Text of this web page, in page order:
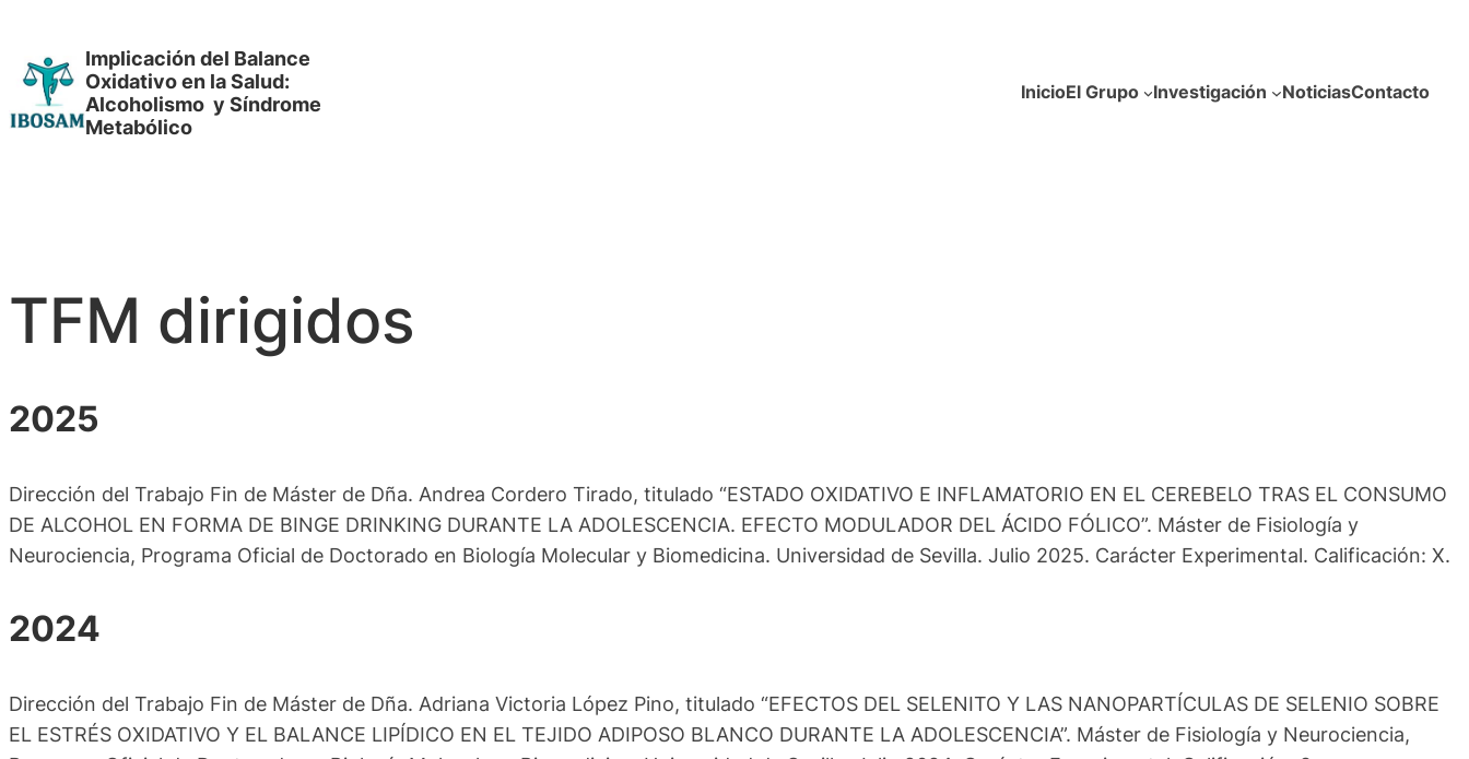
contenido
Implicación del Balance
Oxidativo en la Salud:
Alcoholismo y Síndrome
Metabólico
InicioEl Grupo Investigación NoticiasContacto
TFM dirigidos
2025
Dirección del Trabajo Fin de Máster de Dña. Andrea Cordero Tirado, titulado “ESTADO OXIDATIVO E INFLAMATORIO EN EL CEREBELO TRAS EL CONSUMO
DE ALCOHOL EN FORMA DE BINGE DRINKING DURANTE LA ADOLESCENCIA. EFECTO MODULADOR DEL ÁCIDO FÓLICO”. Máster de Fisiología y
Neurociencia, Programa Oficial de Doctorado en Biología Molecular y Biomedicina. Universidad de Sevilla. Julio 2025. Carácter Experimental. Calificación: X.
2024
Dirección del Trabajo Fin de Máster de Dña. Adriana Victoria López Pino, titulado “EFECTOS DEL SELENITO Y LAS NANOPARTÍCULAS DE SELENIO SOBRE
EL ESTRÉS OXIDATIVO Y EL BALANCE LIPÍDICO EN EL TEJIDO ADIPOSO BLANCO DURANTE LA ADOLESCENCIA”. Máster de Fisiología y Neurociencia,